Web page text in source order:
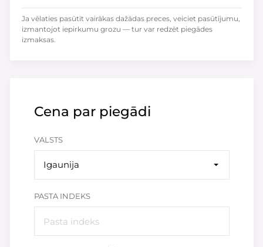
Cena par piegādi
VALSTS
Igaunija
PASTA INDEKS
Ja vēlaties pasūtīt vairākas dažādas preces, veiciet pasūtījumu,
izmantojot iepirkumu grozu — tur var redzēt piegādes
izmaksas.